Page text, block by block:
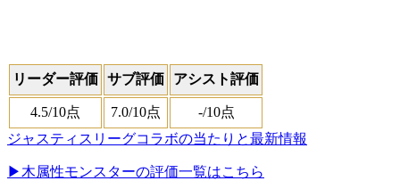
リーダー評価 サブ評価 アシスト評価
4.5/10点 7.0/10点 -/10点
ジャスティスリーグコラボの当たりと最新情報
▶木属性モンスターの評価一覧はこちら